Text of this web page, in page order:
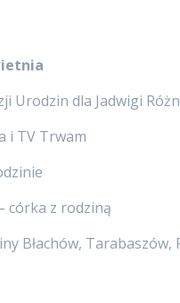
Urodzin dla Jadwigi
i TV Trwam
z rodziną
Błachów,